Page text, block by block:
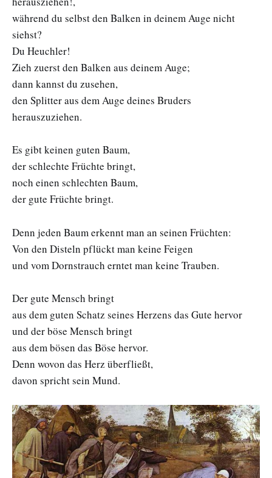
während du selbst den Balken in deinem Auge nicht
siehst?
Du Heuchler!
Zieh zuerst den Balken aus deinem Auge;
dann kannst du zusehen,
den Splitter aus dem Auge deines Bruders
herauszuziehen.
Es gibt keinen guten Baum,
der schlechte Früchte bringt,
noch einen schlechten Baum,
der gute Früchte bringt.
Denn jeden Baum erkennt man an seinen Früchten:
Von den Disteln pflückt man keine Feigen
und vom Dornstrauch erntet man keine Trauben.
Der gute Mensch bringt
aus dem guten Schatz seines Herzens das Gute hervor
und der böse Mensch bringt
aus dem bösen das Böse hervor.
Denn wovon das Herz überfließt,
davon spricht sein Mund.